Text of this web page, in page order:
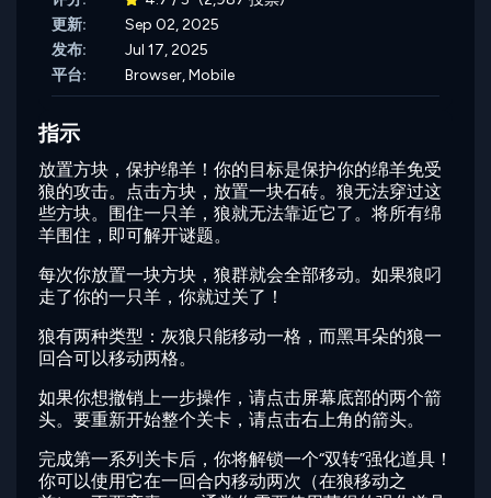
更新:
Sep 02, 2025
发布:
Jul 17, 2025
平台:
Browser, Mobile
指示
放置方块，保护绵羊！你的目标是保护你的绵羊免受
狼的攻击。点击方块，放置一块石砖。狼无法穿过这
些方块。围住一只羊，狼就无法靠近它了。将所有绵
羊围住，即可解开谜题。
每次你放置一块方块，狼群就会全部移动。如果狼叼
走了你的一只羊，你就过关了！
狼有两种类型：灰狼只能移动一格，而黑耳朵的狼一
回合可以移动两格。
如果你想撤销上一步操作，请点击屏幕底部的两个箭
头。要重新开始整个关卡，请点击右上角的箭头。
完成第一系列关卡后，你将解锁一个“双转”强化道具！
你可以使用它在一回合内移动两次（在狼移动之